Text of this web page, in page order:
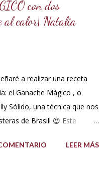
con dos
al calor| Natalia
a realizar una receta
el Ganache Mágico , o
Sólido, una técnica que nos
de Brasil! 😍 Este
evitando así que se
LEER MÁS